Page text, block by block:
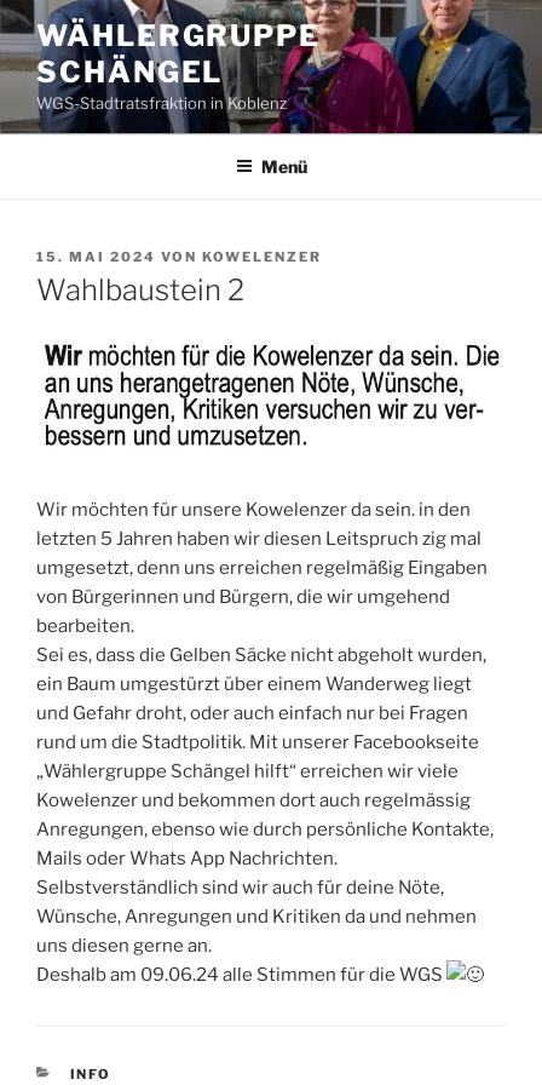
Zum
Inhalt
springen
WÄHLERGRUPPE
SCHÄNGEL
WGS-Stadtratsfraktion in Koblenz
Menü
VERÖFFENTLICHT
AM
15. MAI 2024 VON KOWELENZER
Wahlbaustein 2
Wir möchten für unsere Kowelenzer da sein. in den
letzten 5 Jahren haben wir diesen Leitspruch zig mal
umgesetzt, denn uns erreichen regelmäßig Eingaben
von Bürgerinnen und Bürgern, die wir umgehend
bearbeiten.
Sei es, dass die Gelben Säcke nicht abgeholt wurden,
ein Baum umgestürzt über einem Wanderweg liegt
und Gefahr droht, oder auch einfach nur bei Fragen
rund um die Stadtpolitik. Mit unserer Facebookseite
„Wählergruppe Schängel hilft“ erreichen wir viele
Kowelenzer und bekommen dort auch regelmässig
Anregungen, ebenso wie durch persönliche Kontakte,
Mails oder Whats App Nachrichten.
Selbstverständlich sind wir auch für deine Nöte,
Wünsche, Anregungen und Kritiken da und nehmen
uns diesen gerne an.
Deshalb am 09.06.24 alle Stimmen für die WGS
KATEGORIEN
INFO